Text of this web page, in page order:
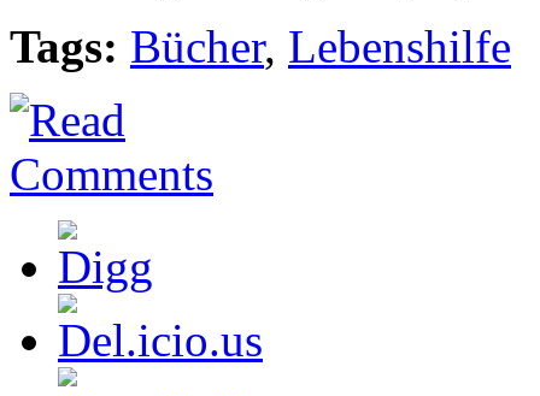
Tags: Bücher, Lebenshilfe